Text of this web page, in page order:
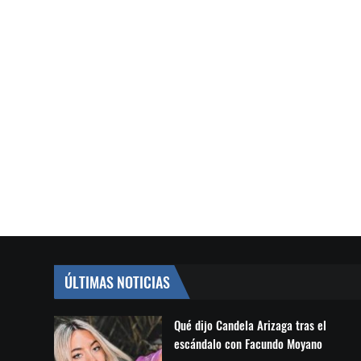
ÚLTIMAS NOTICIAS
Qué dijo Candela Arizaga tras el
escándalo con Facundo Moyano